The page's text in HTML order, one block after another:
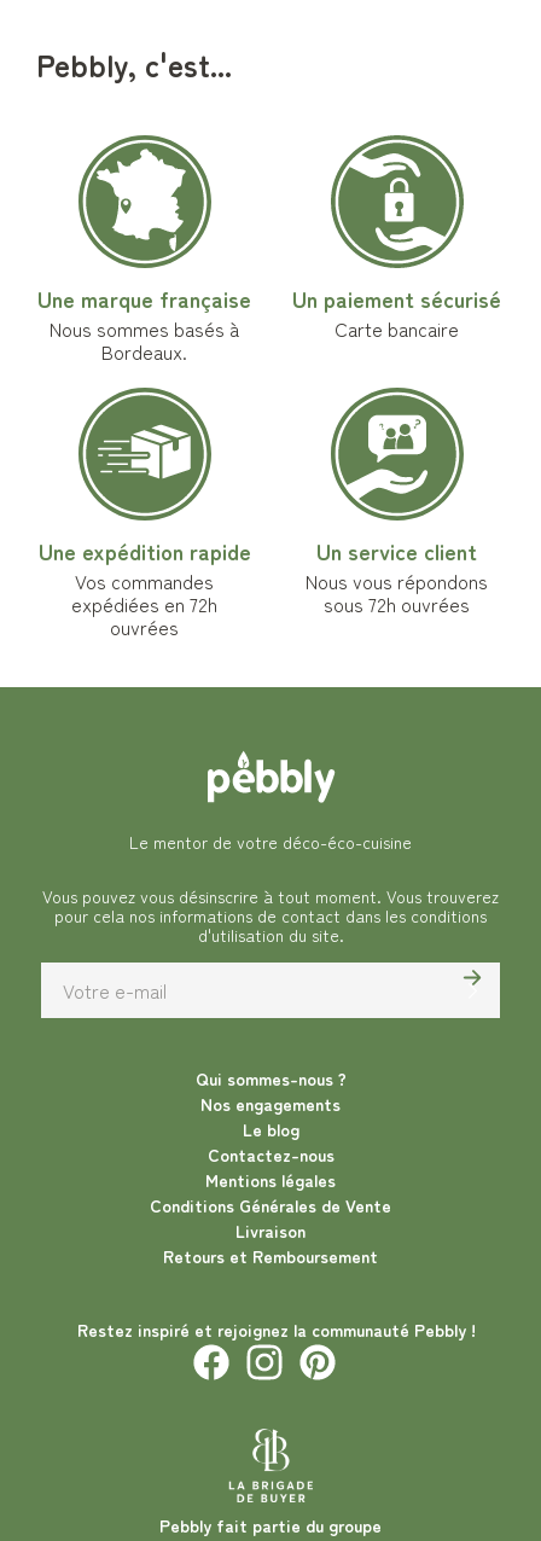
Pebbly, c'est...
Une marque française
Nous sommes basés à
Bordeaux.
Un paiement sécurisé
Carte bancaire
Une expédition rapide
Vos commandes
expédiées en 72h
ouvrées
Un service client
Nous vous répondons
sous 72h ouvrées
Le mentor de votre déco-éco-cuisine
Vous pouvez vous désinscrire à tout moment. Vous trouverez
pour cela nos informations de contact dans les conditions
d'utilisation du site.
Qui sommes-nous ?
Nos engagements
Le blog
Contactez-nous
Mentions légales
Conditions Générales de Vente
Livraison
Retours et Remboursement
Pebbly fait partie du groupe
Restez inspiré et rejoignez la communauté Pebbly !